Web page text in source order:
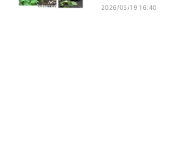
2026/05/19 16:40